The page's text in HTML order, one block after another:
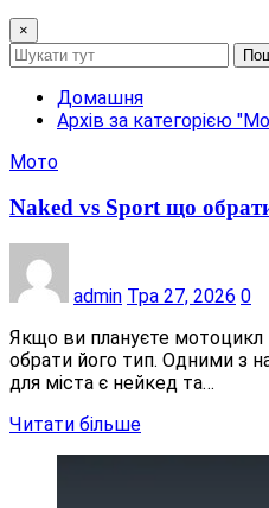
×
Домашня
Архів за категорією
Мото
Naked vs Sport що
admin Тра 27, 2026 0
Якщо ви плануєте мотоцикл
обрати його тип. Одними з
для міста є нейкед та…
Читати більше